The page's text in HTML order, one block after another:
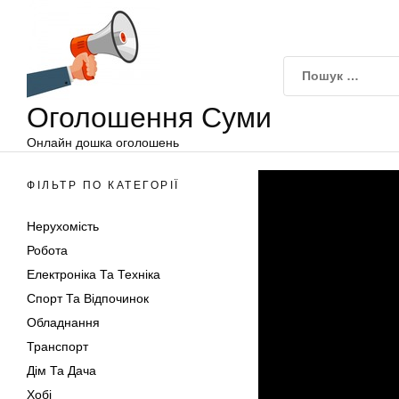
Оголошення Суми
Онлайн дошка оголошень
ФІЛЬТР ПО КАТЕГОРІЇ
Нерухомість
Робота
Електроніка Та Техніка
Спорт Та Відпочинок
Обладнання
Транспорт
Дім Та Дача
Хобі